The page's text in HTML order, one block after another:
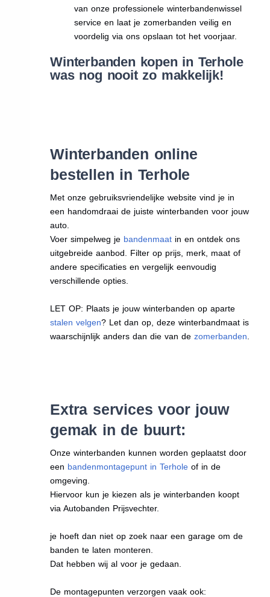
van onze professionele winterbandenwissel
service en laat je zomerbanden veilig en
voordelig via ons opslaan tot het voorjaar.
Winterbanden kopen in Terhole
was nog nooit zo makkelijk!
Winterbanden online
bestellen in Terhole
Met onze gebruiksvriendelijke website vind je in
een handomdraai de juiste winterbanden voor jouw
auto.
Voer simpelweg je bandenmaat in en ontdek ons
uitgebreide aanbod. Filter op prijs, merk, maat of
andere specificaties en vergelijk eenvoudig
verschillende opties.
LET OP: Plaats je jouw winterbanden op aparte
stalen velgen? Let dan op, deze winterbandmaat is
waarschijnlijk anders dan die van dezomerbanden
Extra services voor jouw
gemak in de buurt:
Onze winterbanden kunnen worden geplaatst door
een bandenmontagepunt in Terhole of in de
omgeving.
Hiervoor kun je kiezen als je winterbanden koopt
via Autobanden Prijsvechter.
je hoeft dan niet op zoek naar een garage om de
banden te laten monteren.
Dat hebben wij al voor je gedaan.
De montagepunten verzorgen vaak ook: